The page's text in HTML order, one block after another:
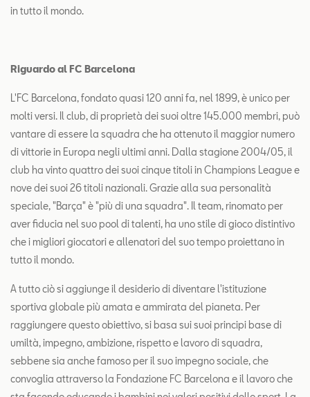
in tutto il mondo.
Riguardo al FC Barcelona
L'FC Barcelona, fondato quasi 120 anni fa, nel 1899, è unico per
molti versi. Il club, di proprietà dei suoi oltre 145.000 membri, può
vantare di essere la squadra che ha ottenuto il maggior numero
di vittorie in Europa negli ultimi anni. Dalla stagione 2004/05, il
club ha vinto quattro dei suoi cinque titoli in Champions League e
nove dei suoi 26 titoli nazionali. Grazie alla sua personalità
speciale, "Barça" è "più di una squadra". Il team, rinomato per
aver fiducia nel suo pool di talenti, ha uno stile di gioco distintivo
che i migliori giocatori e allenatori del suo tempo proiettano in
tutto il mondo.
A tutto ciò si aggiunge il desiderio di diventare l'istituzione
sportiva globale più amata e ammirata del pianeta. Per
raggiungere questo obiettivo, si basa sui suoi principi base di
umiltà, impegno, ambizione, rispetto e lavoro di squadra,
sebbene sia anche famoso per il suo impegno sociale, che
convoglia attraverso la Fondazione FC Barcelona e il lavoro che